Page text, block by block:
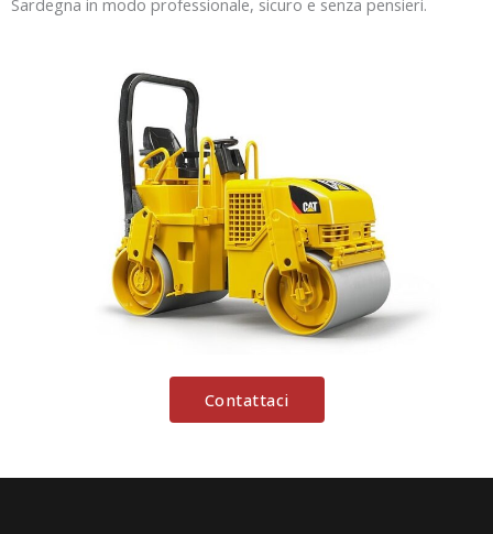
Sardegna in modo professionale, sicuro e senza pensieri.
Contattaci